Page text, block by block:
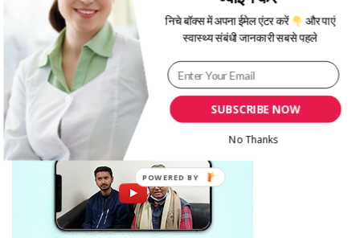
SUBSCRIBE NOW
निचे बॉक्स में अपना ईमेल एंटर करें
और पाएं
स्वास्थ्य संबंधी जानकारी सबसे पहले
No Thanks
POWERED BY